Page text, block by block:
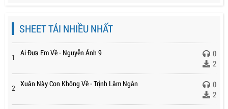
SHEET TẢI NHIỀU NHẤT
1 Ai Đưa Em Về - Nguyễn Ánh 9
0
2
2 Xuân Này Con Không Về - Trịnh Lâm Ngân
0
2